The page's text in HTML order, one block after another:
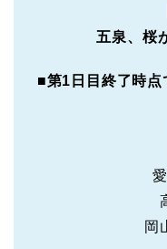
五泉、桜
■第1日目終了時
岡